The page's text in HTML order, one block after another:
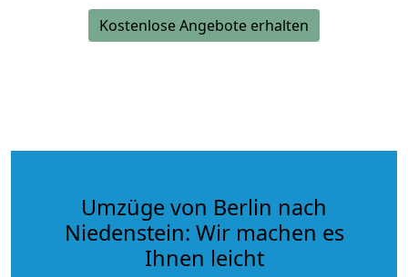
Kostenlose Angebote erhalten
Umzüge von Berlin nach
Niedenstein: Wir machen es
Ihnen leicht